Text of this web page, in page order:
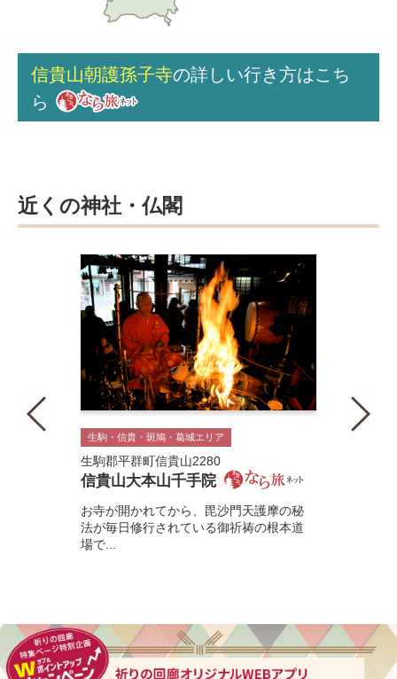
信貴山朝護孫子寺の詳しい行き方はこち
ら
近くの神社・仏閣
生駒・信貴・斑鳩・葛城エリア
生駒郡平群町信貴山2280
信貴山大本山千手院
お寺が開かれてから、毘沙門天護摩の秘
法が毎日修行されている御祈祷の根本道
場で...